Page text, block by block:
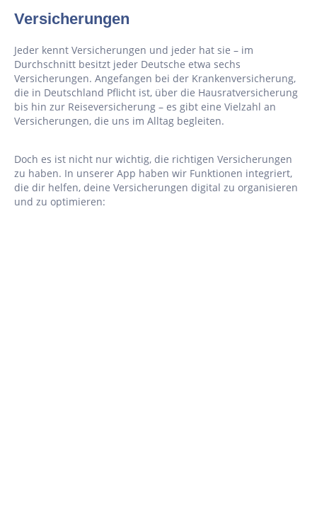
Versicherungen
Jeder kennt Versicherungen und jeder hat sie – im
Durchschnitt besitzt jeder Deutsche etwa sechs
Versicherungen. Angefangen bei der Krankenversicherung,
die in Deutschland Pflicht ist, über die Hausratversicherung
bis hin zur Reiseversicherung – es gibt eine Vielzahl an
Versicherungen, die uns im Alltag begleiten.
Doch es ist nicht nur wichtig, die richtigen Versicherungen
zu haben. In unserer App haben wir Funktionen integriert,
die dir helfen, deine Versicherungen digital zu organisieren
und zu optimieren: